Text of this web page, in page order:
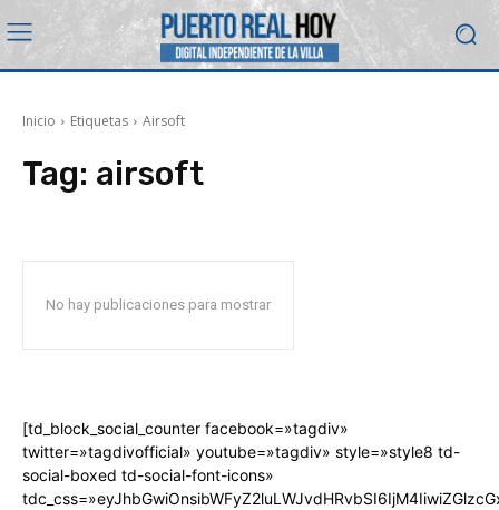
Inicio Etiquetas Airsoft
Tag: airsoft
No hay publicaciones para mostrar
[td_block_social_counter facebook=»tagdiv»
twitter=»tagdivofficial» youtube=»tagdiv» style=»style8 td-
social-boxed td-social-font-icons»